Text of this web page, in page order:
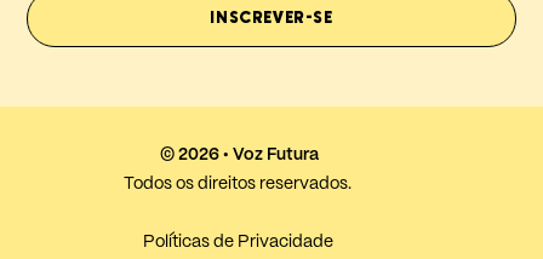
INSCREVER-SE
© 2026 • Voz Futura
Todos os direitos reservados.
Políticas de Privacidade